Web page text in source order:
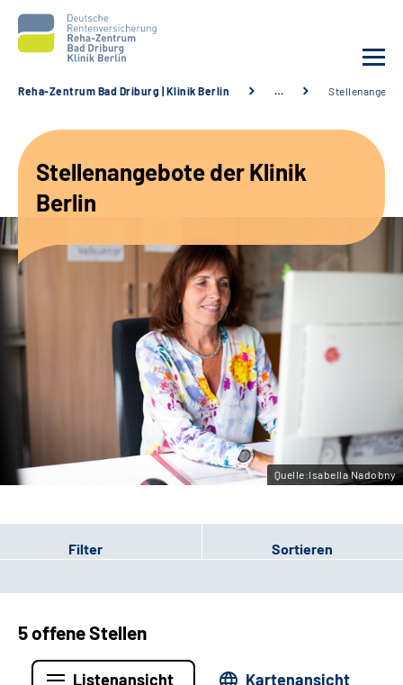
Unsere Angebote
Karriere
Leichte Sprache
Gebärdensprache
Reha-Zentrum Bad Driburg | Klinik Berlin …
Stellenangebote der Klinik
Berlin
Quelle:Isabella Nadobny
Filter Sortieren
5 offene Stellen
Listenansicht Kartenansicht